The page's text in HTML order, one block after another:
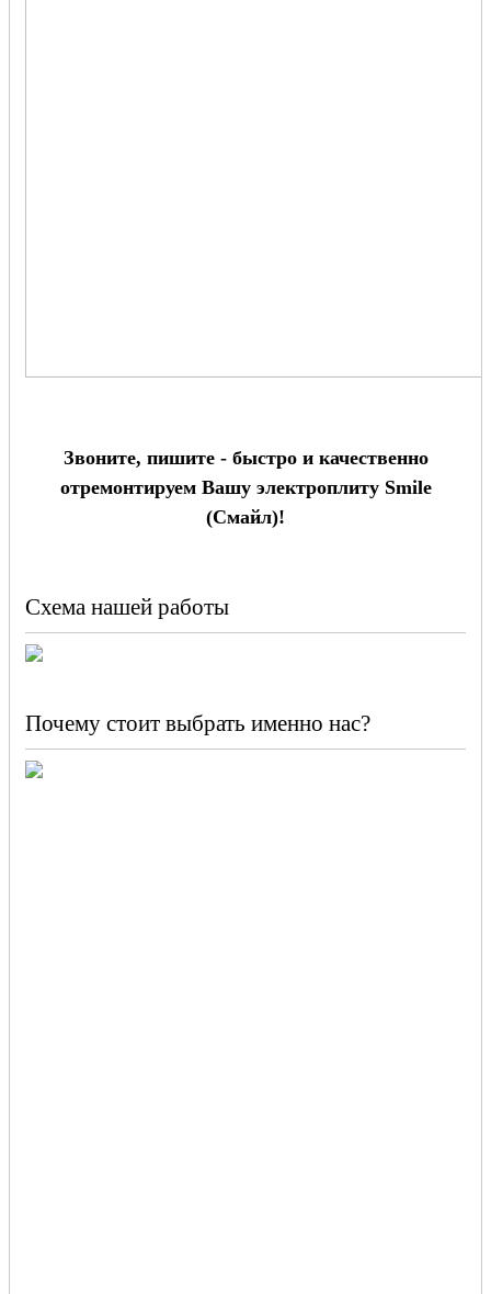
Звоните, пишите - быстро и качественно
отремонтируем Вашу электроплиту Smile
(Смайл)!
Схема нашей работы
Почему стоит выбрать именно нас?